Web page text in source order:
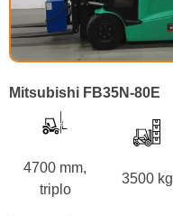
Mitsubishi FB35N-80E
4700 mm,
triplo
3500 kg